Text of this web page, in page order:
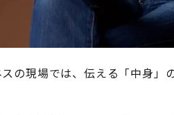
の現場では、伝える「中身」